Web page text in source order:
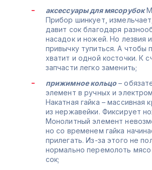
аксессуары для мясорубок
Прибор шинкует,
давит сок благодаря
насадок и ножей. Но лезвия
привычку тупиться. А чтобы
хватит и одной косточки. К
запчасти легко заменить;
прижимное кольцо–
элемент в ручных и
Накатная гайка – массивная
из нержавейки. Фиксирует
Монолитный элемент
но со временем гайка
прилегать. Из-за этого не
нормально перемолоть
сок;